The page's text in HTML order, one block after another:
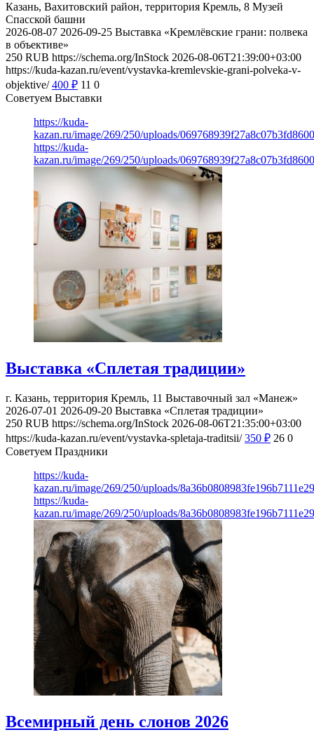
Казань, Вахитовский район, территория Кремль, 8 Музей
Спасской башни
2026-08-07 2026-09-25 Выставка «Кремлёвские грани: полвека
в объективе»
250 RUB https://schema.org/InStock 2026-08-06T21:39:00+03:00
https://kuda-kazan.ru/event/vystavka-kremlevskie-grani-polveka-v-
objektive/ 400 ₽ 11 0
Советуем Выставки
https://kuda-
kazan.ru/image/269/250/uploads/
https://kuda-
kazan.ru/image/269/250/uploads/
Выставка «Сплетая традиции»
г. Казань, территория Кремль, 11 Выставочный зал «Манеж»
2026-07-01 2026-09-20 Выставка «Сплетая традиции»
250 RUB https://schema.org/InStock 2026-08-06T21:35:00+03:00
https://kuda-kazan.ru/event/vystavka-spletaja-traditsii/ 350 ₽ 26 0
Советуем Праздники
https://kuda-
kazan.ru/image/269/250/uploads/
https://kuda-
kazan.ru/image/269/250/uploads/
Всемирный день слонов 2026